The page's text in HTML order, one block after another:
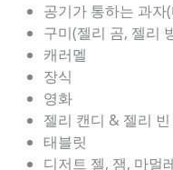
공기가 통하는 과자
구미(젤리 곰, 젤리
캐러멜
장식
영화
젤리 캔디 & 젤리 빈
태블릿
디저트 젤, 잼, 마멀